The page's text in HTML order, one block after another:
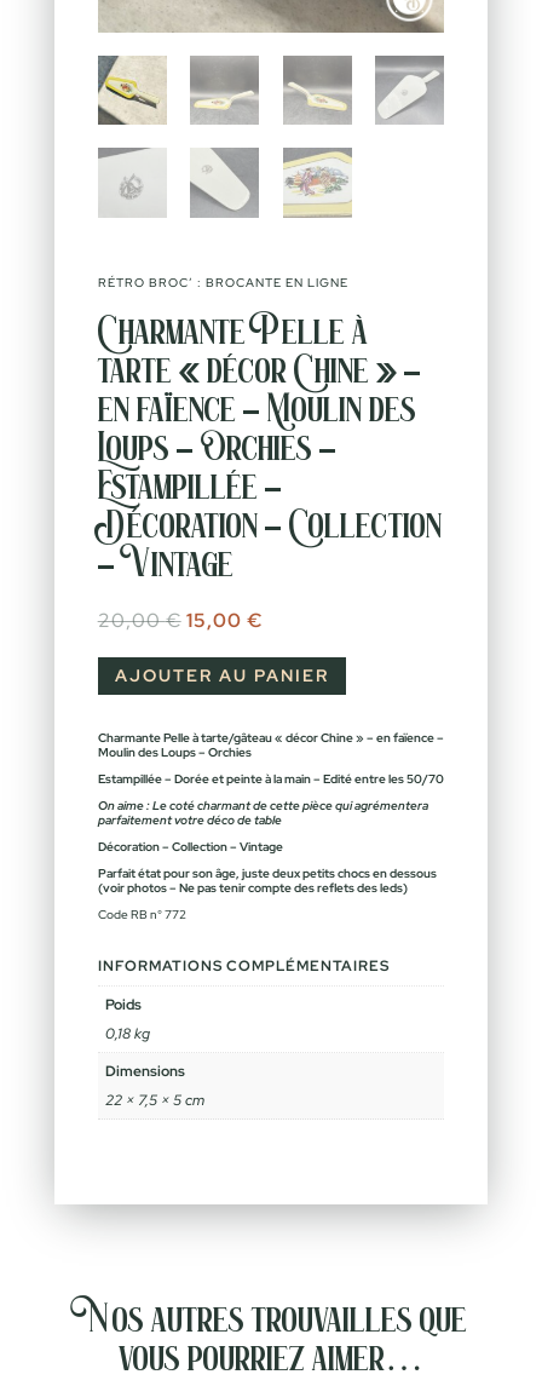
RÉTRO BROC’ : BROCANTE EN LIGNE
Charmante Pelle à
tarte « décor Chine » –
en faïence – Moulin des
Loups – Orchies –
Estampillée –
Décoration – Collection
– Vintage
20,00€ Le prix initial était : 20,00 €.
15,00 €
AJOUTER AU PANIER
Charmante Pelle à tarte/gâteau « décor Chine » – en faïence –
Moulin des Loups – Orchies
Estampillée – Dorée et peinte à la main – Edité entre les 50/70
On aime : Le coté charmant de cette pièce qui agrémentera
parfaitement votre déco de table
Décoration – Collection – Vintage
Parfait état pour son âge, juste deux petits chocs en dessous
(voir photos – Ne pas tenir compte des reflets des leds)
Code RB n° 772
INFORMATIONS COMPLÉMENTAIRES
Poids
0,18 kg
Dimensions
22 × 7,5 × 5 cm
Nos autres trouvailles que
vous pourriez aimer…